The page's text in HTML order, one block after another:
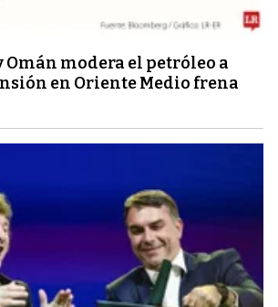
Omán modera el petróleo a
en Oriente Medio frena